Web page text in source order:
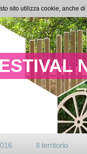
Il territorio
sito utilizza cookie, anche